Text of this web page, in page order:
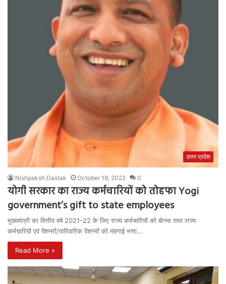
उत्तर प्रदेश
Nishpaksh Dastak October 18, 2022 0
योगी सरकार का राज्य कर्मचारियों को तोहफा Yogi
government’s gift to state employees
मुख्यमंत्री का वित्तीय वर्ष 2021-22 के लिए राज्य कर्मचारियों को बोनस तथा राज्य
कर्मचारियों एवं पेंशनरों/पारिवारिक पेंशनरों को मंहगाई भत्ता…
Read More »